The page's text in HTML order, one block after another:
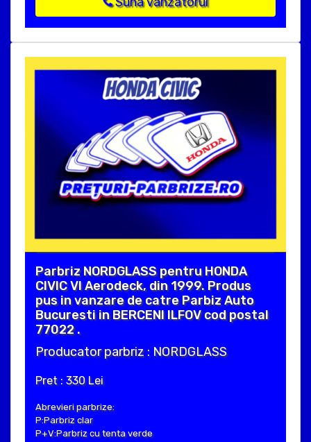
Parbriz NORDGLASS pentru HONDA
CIVIC VI Aerodeck, din 1999. Produs
pus in vanzare de catre Parbiz Auto
Bucuresti in BERCENI ILFOV cod postal
77022 .
Producator parbriz : NORDGLASS
Pret : 330 Lei
Abrevieri parbrize:
P:Parbriz clar
P+V:Parbriz cu tenta verde